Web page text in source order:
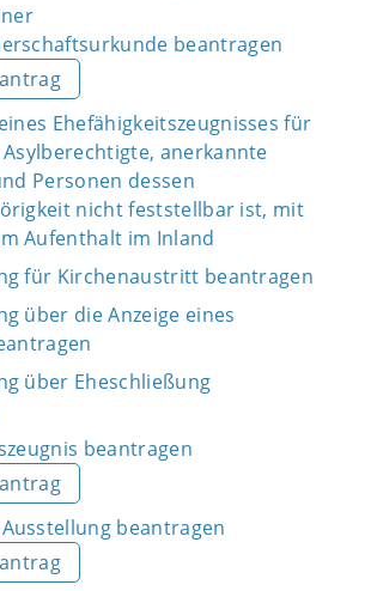
beantragen
Ehefähigkeitszeugnisses für
anerkannte
Personen dessen
nicht feststellbar ist, mit
Aufenthalt im Inland
für Kirchenaustritt beantragen
über die Anzeige eines
über Eheschließung
beantragen
beantragen